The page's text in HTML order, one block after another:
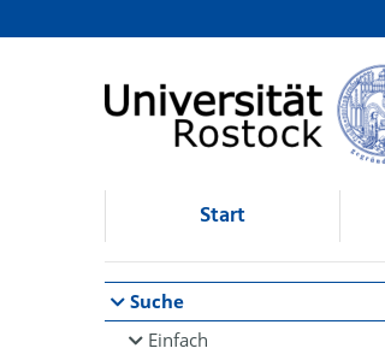
Browsen
direkt zum Inhalt
Start
Suche
Einfach